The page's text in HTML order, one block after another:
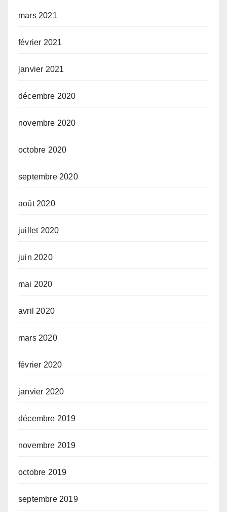
mars 2021
février 2021
janvier 2021
décembre 2020
novembre 2020
octobre 2020
septembre 2020
août 2020
juillet 2020
juin 2020
mai 2020
avril 2020
mars 2020
février 2020
janvier 2020
décembre 2019
novembre 2019
octobre 2019
septembre 2019